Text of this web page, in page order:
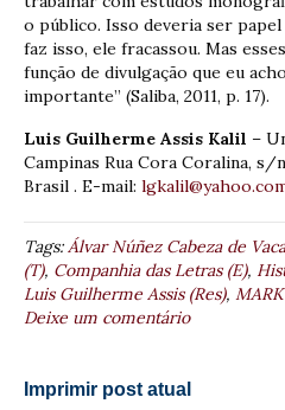
o público. Isso deveria ser
faz isso, ele fracassou. Mas
função de divulgação que eu
importante” (Saliba, 2011, p. 17).
Luis Guilherme Assis Kalil –
Campinas Rua Cora Coralina, s/
Brasil . E-mail:
Tags:Álvar Núñez Cabeza de Vaca
(T), Companhia das Letras (E),
Luis Guilherme Assis (Res),
Deixe um comentário
Imprimir post atual